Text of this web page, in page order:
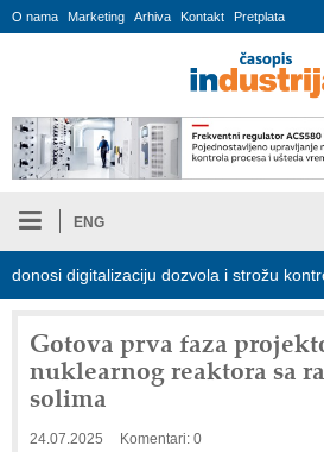
O nama Marketing Arhiva Kontakt Pretplata
ENG
digitalizaciju dozvola i strožu kontrolu
Gotova prva faza
nuklearnog reaktora sa
solima
24.07.2025 Komentari: 0